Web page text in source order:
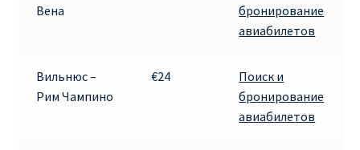
РЕГИСТРАЦИЯ НА РЕЙС RYANAIR
Рим
Вена
бронирование
авиабилетов
Вильнюс –
Рим Чампино
€24
Поиск и
бронирование
авиабилетов